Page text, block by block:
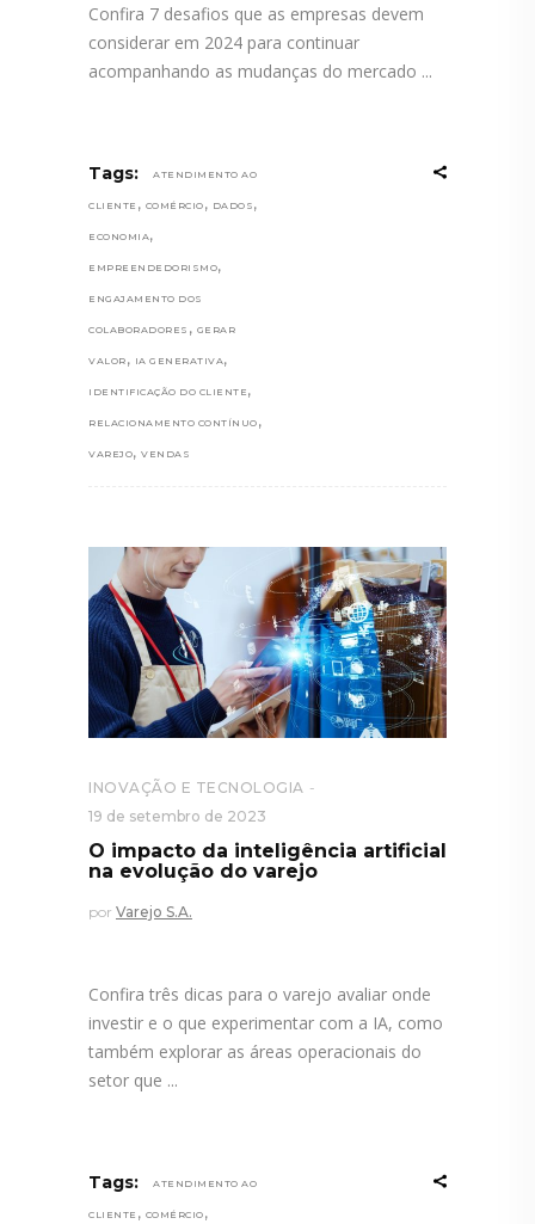
Confira 7 desafios que as empresas devem
considerar em 2024 para continuar
acompanhando as mudanças do mercado
Tags: ATENDIMENTO AO
CLIENTE , COMÉRCIO , DADOS ,
ECONOMIA,
EMPREENDEDORISMO,
ENGAJAMENTO DOS
COLABORADORES , GERAR
VALOR , IA GENERATIVA,
IDENTIFICAÇÃO DO CLIENTE ,
RELACIONAMENTO CONTÍNUO ,
VAREJO, VENDAS
INOVAÇÃO E TECNOLOGIA
19 de setembro de 2023
O impacto da inteligência artificial
na evolução do varejo
por Varejo S.A.
Confira três dicas para o varejo avaliar onde
investir e o que experimentar com a IA, como
também explorar as áreas operacionais do
setor que
Tags: ATENDIMENTO AO
CLIENTE , COMÉRCIO ,